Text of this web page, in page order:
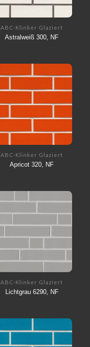
ABC-Klinker Glaziert
Astralweiß 300, NF
ABC-Klinker Glaziert
Apricot 320, NF
ABC-Klinker Glaziert
Lichtgrau 6290, NF